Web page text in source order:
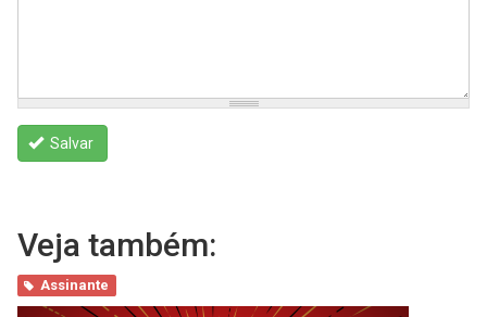
Salvar
Veja também:
Assinante